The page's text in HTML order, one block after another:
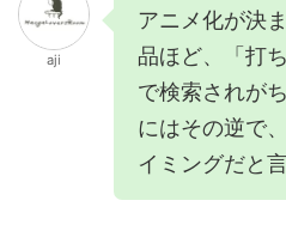
aji
アニメ化が決
品ほど、「打
で検索されが
にはその逆で
イミングだと